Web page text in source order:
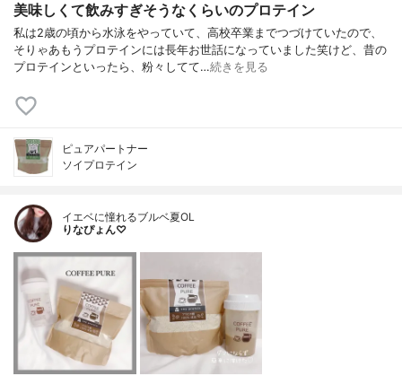
美味しくて飲みすぎそうなくらいのプロテイン
私は2歳の頃から水泳をやっていて、高校卒業までつづけていたので、
そりゃあもうプロテインには長年お世話になっていました笑けど、昔の
プロテインといったら、粉々してて…続きを見る
ピュアパートナー
ソイプロテイン
イエベに憧れるブルベ夏OL
りなぴょん♡